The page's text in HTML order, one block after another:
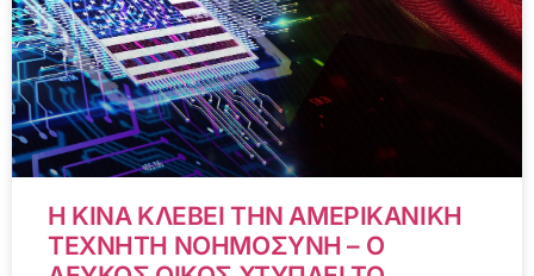
Η ΚΙΝΑ ΚΛΕΒΕΙ ΤΗΝ ΑΜΕΡΙΚΑΝΙΚΗ
ΤΕΧΝΗΤΗ ΝΟΗΜΟΣΥΝΗ – Ο